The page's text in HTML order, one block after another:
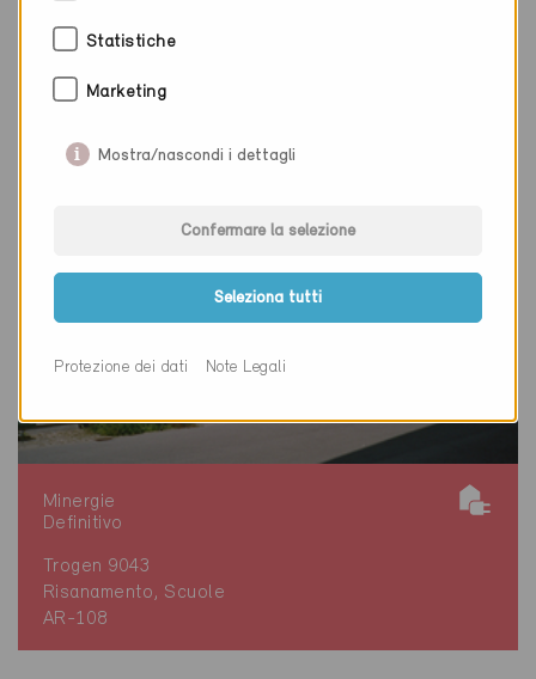
AR-028
Minergie
Definitivo
Trogen 9043
Risanamento, Scuole
AR-108
Statistiche
Marketing
Mostra/nascondi i dettagli
Confermare la selezione
Seleziona tutti
Protezione dei dati Note Legali